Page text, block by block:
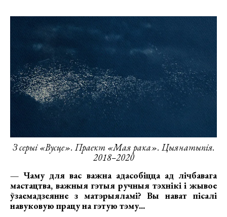
З серыі «Вусце». Праект «Мая рака». Цыянатыпія.
2018–2020
— Чаму для вас важна адасобіцца ад лічбавага
мастацтва, важныя гэтыя ручныя тэхнікі і жывое
ўзаемадзеянне з матэрыяламі? Вы нават пісалі
навуковую працу на гэтую тэму...